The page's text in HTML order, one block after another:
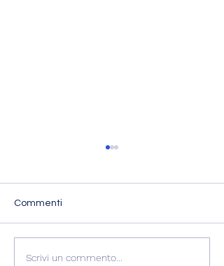
LUNA NUOVA IN
Commenti
Scrivi un commento...